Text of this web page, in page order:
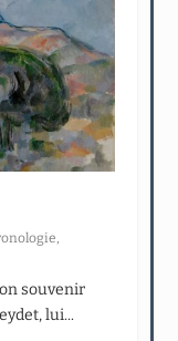
souvenir
lui...